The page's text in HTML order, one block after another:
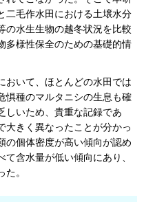
二毛作水田における土壌水分
の水生生物の越冬状況を比較
多様性保全のための基礎的情
おいて、ほとんどの水田では
惧種のマルタニシの生息も確
しいため、貴重な記録であ
大きく異なったことが分かっ
の個体密度が高い傾向が認め
含水量が低い傾向にあり、
。